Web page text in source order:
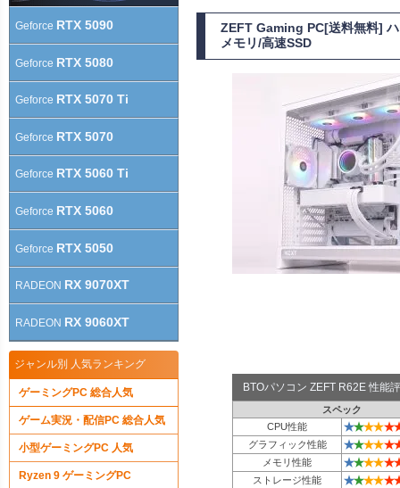
ZEFT Gaming PC[送料無料]
メモリ/高速SSD
BTOパソコン ZEFT R62E 性能
スペック
CPU性能
★★★★★
グラフィック性能 ★★★★★
メモリ性能 ★★★★★
ストレージ性能 ★★★★★
Geforce RTX 5090
Geforce RTX 5080
Geforce RTX 5070 Ti
Geforce RTX 5070
Geforce RTX 5060 Ti
Geforce RTX 5060
Geforce RTX 5050
RADEON RX 9070XT
RADEON RX 9060XT
ジャンル別 人気ランキング
ゲーミングPC 総合人気
ゲーム実況・配信PC 総合人気
小型ゲーミングPC 人気
Ryzen 9 ゲーミングPC